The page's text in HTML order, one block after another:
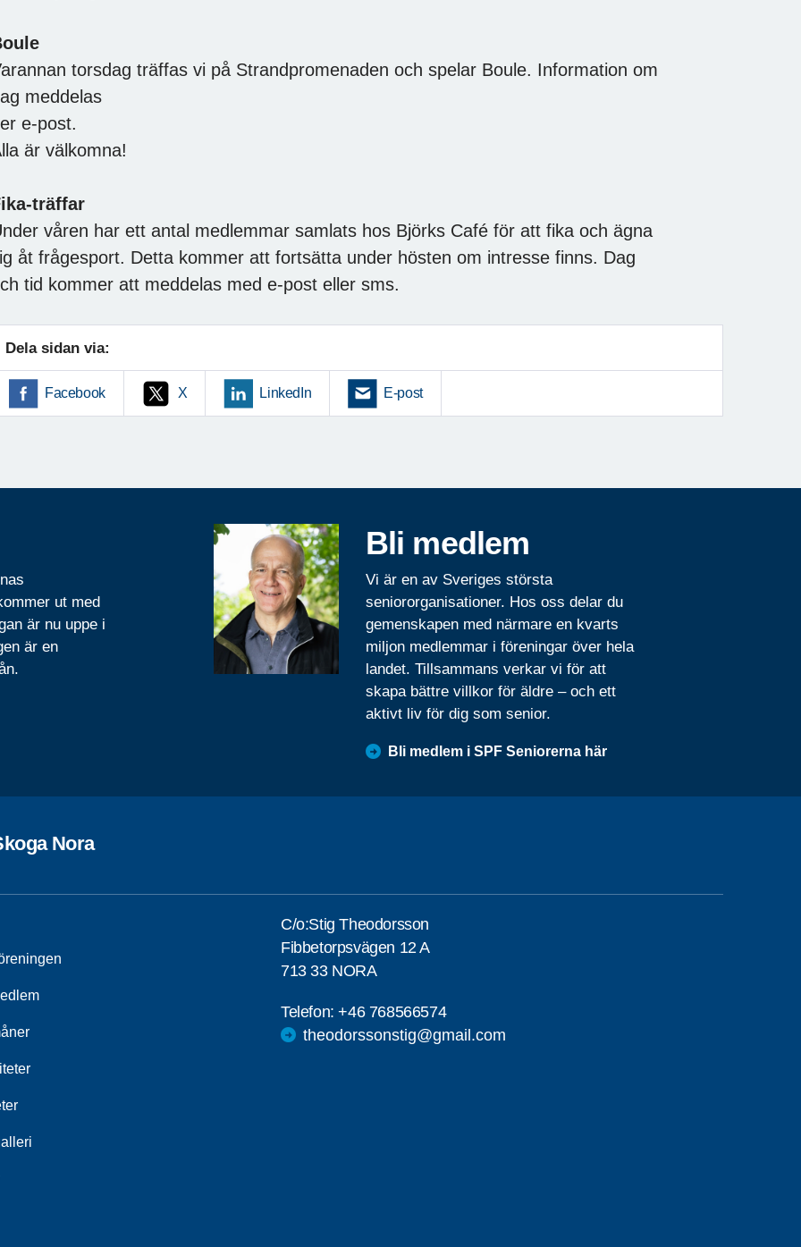
torsdag träffas vi på Strandpromenaden och spelar Boule. Information om
meddelas
e-post.
är välkomna!
träffar
våren har ett antal medlemmar samlats hos Björks Café för att fika och ägna
åt frågesport. Detta kommer att fortsätta under hösten om intresse finns. Dag
tid kommer att meddelas med e-post eller sms.
Dela sidan via:
Facebook X LinkedIn E-post
ut med
är nu uppe i
är en
Bli medlem
Vi är en av Sveriges största
seniororganisationer. Hos oss delar du
gemenskapen med närmare en kvarts
miljon medlemmar i föreningar över hela
landet. Tillsammans verkar vi för att
skapa bättre villkor för äldre – och ett
aktivt liv för dig som senior.
Bli medlem i SPF Seniorerna här
Nora
C/o:Stig Theodorsson
Fibbetorpsvägen 12 A
713 33 NORA
Telefon:+46 768566574
theodorssonstig@gmail.com